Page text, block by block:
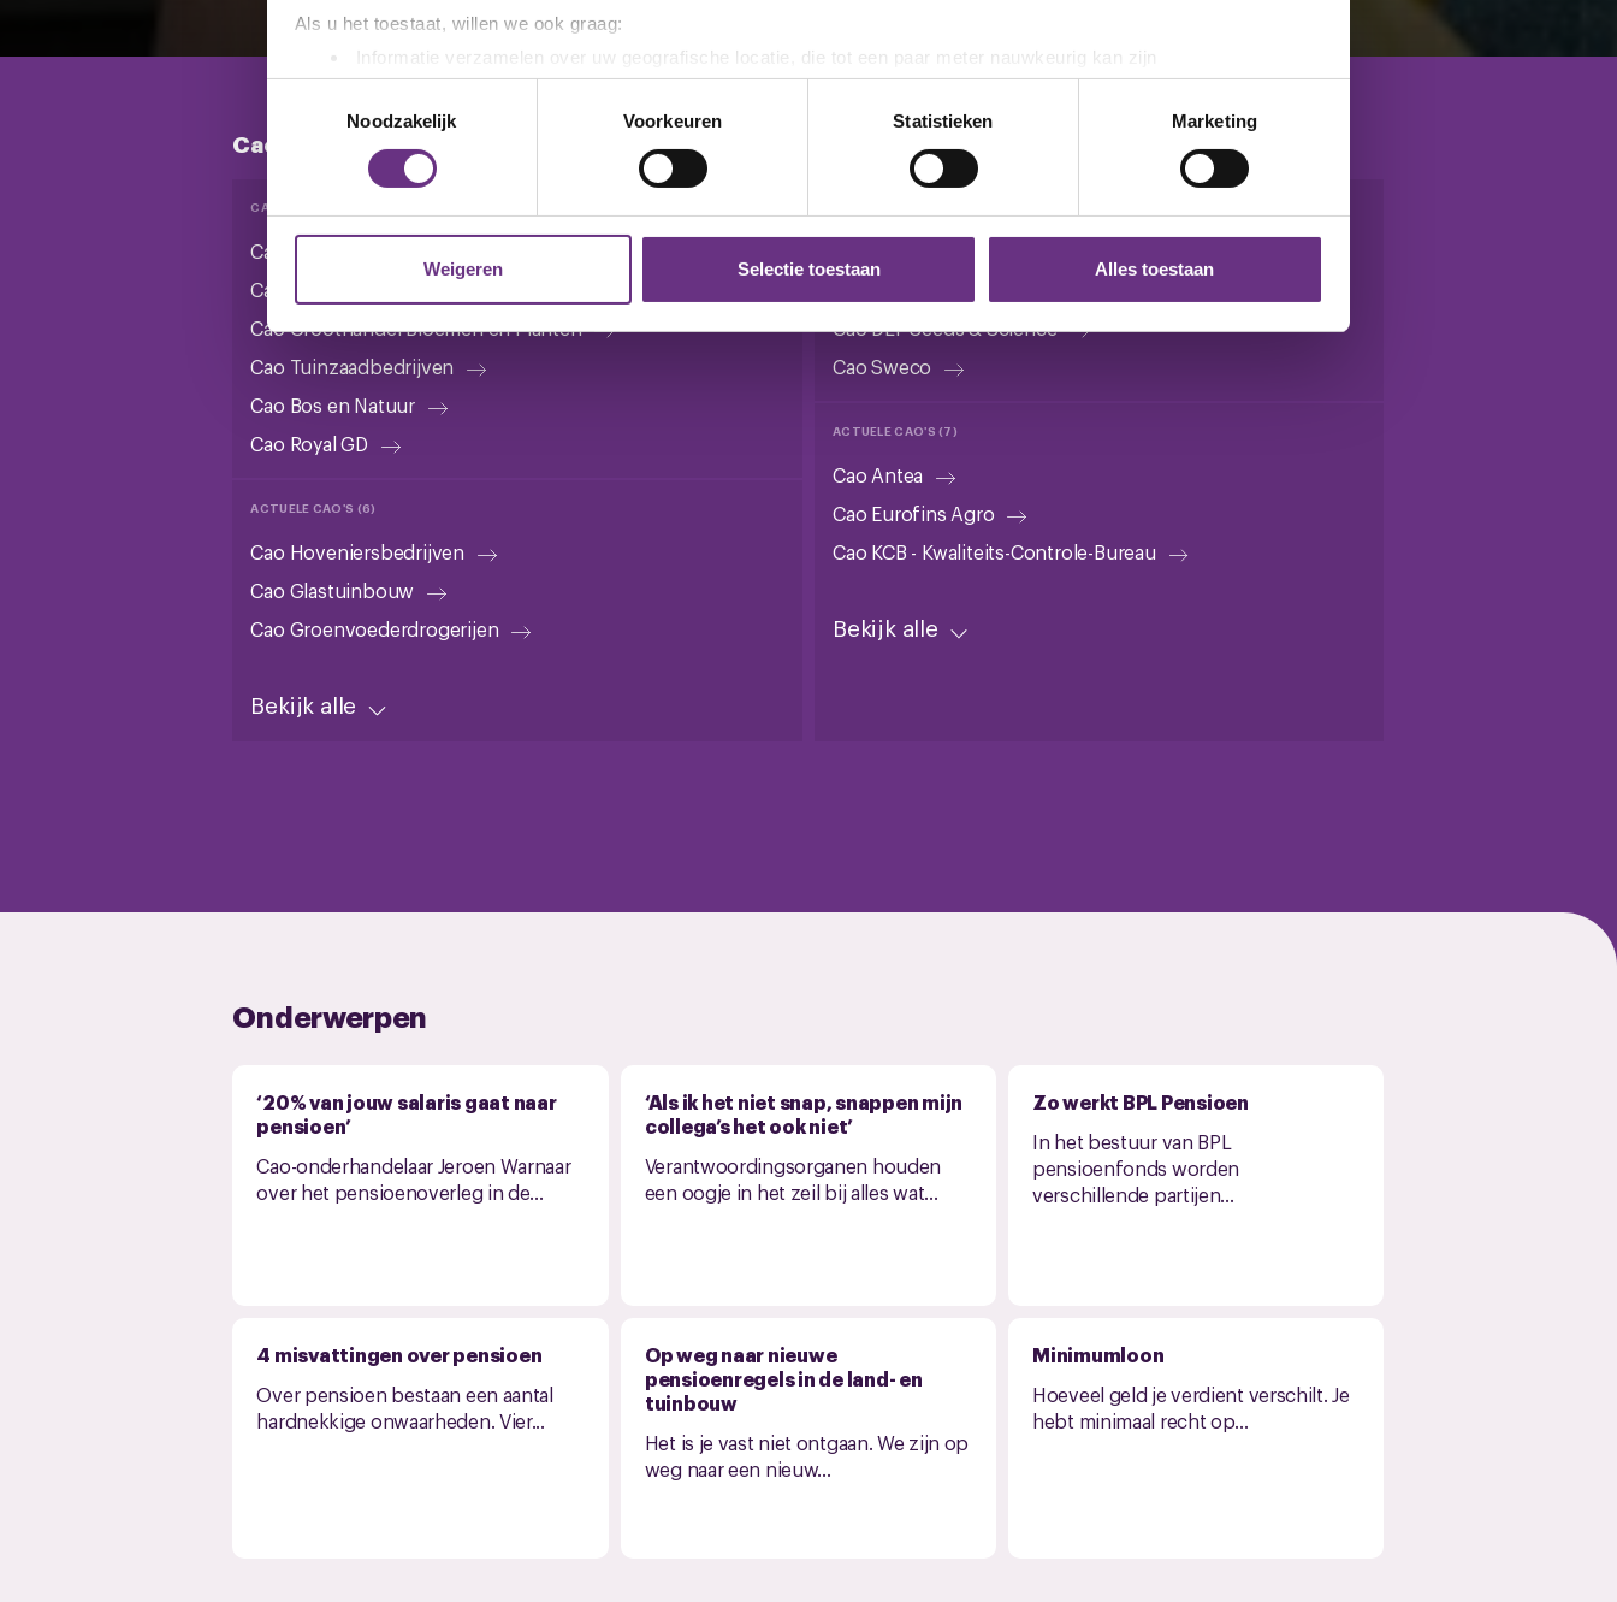
Als u het toestaat, willen we ook graag:
Informatie verzamelen over uw geografische locatie, die tot een paar meter nauwkeurig kan zijn
Uw apparaat identificeren door het actief te scannen op specifieke eigenschappen (fingerprinting)
Lees meer over hoe uw persoonlijke gegevens worden verwerkt en stel uw voorkeuren in het
detailgedeeltein. U kunt uw
toestemming op elk moment wijzigen of intrekken in de Cookieverklaring.
websiteverkeer te analyseren. Ook delen we informatie over uw gebruik van onze site met onze partners voor social
media, adverteren en analyse. Deze partners kunnen deze gegevens combineren met andere informatie die u aan ze heeft
cookie-instellingenicoontje linksonder op de pagina.
Noodzakelijk
Voorkeuren Statistieken Marketing
Weigeren Selectie toestaan Alles toestaan
Cao's bedrijfstakken
CAO'S IN ONDERHANDELING (6)
Cao Groen, Grond en Infrastructuur
Cao Agrarische Bedrijfsverzorging
Cao Groothandel Bloemen en Planten
Cao Tuinzaadbedrijven
Cao Bos en Natuur
Cao Royal GD
ACTUELE CAO'S (6)
Cao Hoveniersbedrijven
Cao Glastuinbouw
Cao Groenvoederdrogerijen
Bekijk alle
Cao's bedrijven
Cao DLF Seeds & Science
Cao Sweco
ACTUELE CAO'S (7)
Cao Antea
Cao Eurofins Agro
Cao KCB - Kwaliteits-Controle-Bureau
Bekijk alle
Onderwerpen
‘20% van jouw salaris gaat naar
pensioen’
Cao-onderhandelaar Jeroen Warnaar
over het pensioenoverleg in de...
‘Als ik het niet snap, snappen mijn
collega’s het ook niet’
Verantwoordingsorganen houden
een oogje in het zeil bij alles wat...
Zo werkt BPL Pensioen
In het bestuur van BPL
pensioenfonds worden
verschillende partijen...
4 misvattingen over pensioen
Over pensioen bestaan een aantal
hardnekkige onwaarheden. Vier...
Op weg naar nieuwe
pensioenregels in de land- en
tuinbouw
Het is je vast niet ontgaan. We zijn op
weg naar een nieuw...
Minimumloon
Hoeveel geld je verdient verschilt. Je
hebt minimaal recht op...